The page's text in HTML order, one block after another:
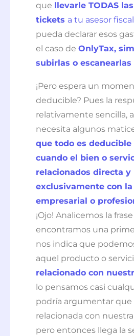
que
llevarle TODAS
tickets a tu asesor fiscal
pueda declarar esos
el caso de OnlyTax,
subirlas o
¡Pero espera un
deducible? Pues la
relativamente sencilla,
necesita algunos
que todo es
cuando el bien o
relacionados directa y
exclusivamente con
empresarial o
¡Ojo! Analicemos la
encontramos una
nos indica que
aquel producto o
relacionado con
lo pensamos casi
podría argumentar que
relacionada con
pero entonces llega la